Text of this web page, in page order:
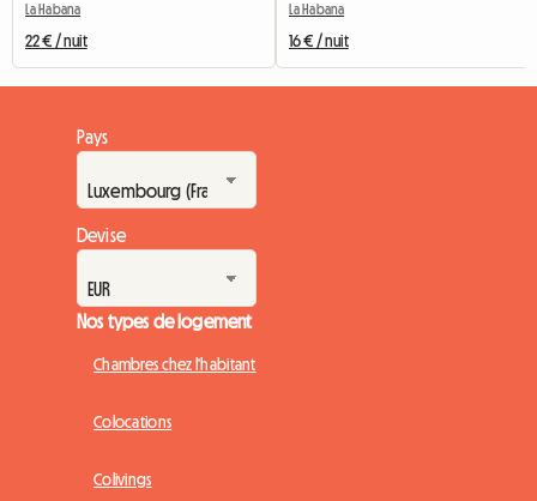
La Habana
22 € / nuit
La Habana
16 € / nuit
Pays
Devise
Nos types de logement
Chambres chez l'habitant
Colocations
Colivings